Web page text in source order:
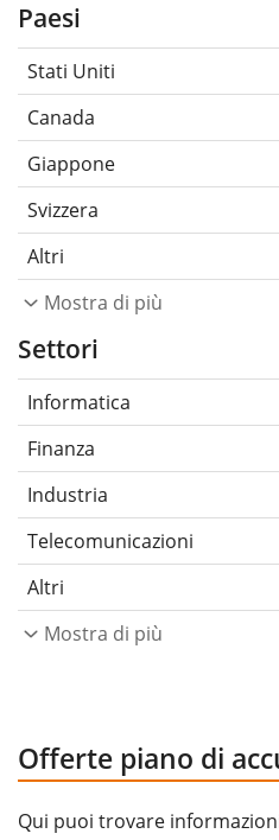
Paesi
Stati Uniti
Canada
Giappone
Svizzera
Altri
Mostra di più
Settori
Informatica
Finanza
Industria
Telecomunicazioni
Altri
Mostra di più
Offerte piano di
Qui puoi trovare